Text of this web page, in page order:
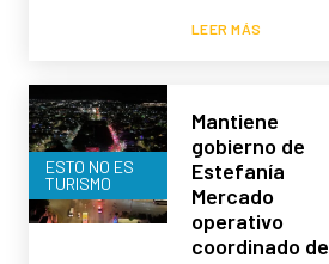
LEER MÁS
ESTO NO ES
TURISMO
Mantiene
gobierno de
Estefanía
Mercado
operativo
coordinado de